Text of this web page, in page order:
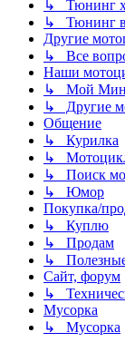
↳ Тюнинг
↳ Тюнинг
Другие
↳ Все
Наши
↳ Мой
↳ Другие
Общение
↳ Курилка
↳
↳ Поиск
↳ Юмор
Покупка/
↳ Куплю
↳ Продам
↳ Полезные
Сайт, форум
↳
Мусорка
↳ Мусорка